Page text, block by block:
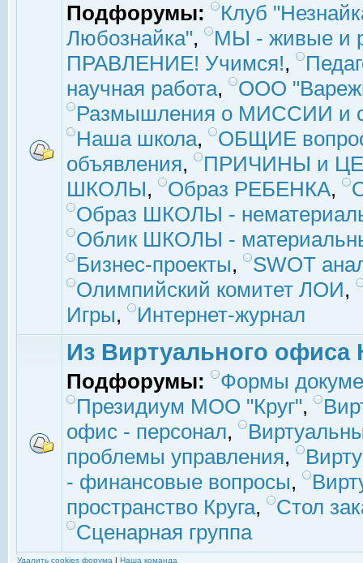
Подфорумы:
Клуб
Любознайка",
МЫ - живые и
ПРАВЛЕНИЕ! Учимся!,
научная работа,
ООО
Размышления о МИССИИ и
Наша школа,
ОБЩИЕ
объявления,
ПРИЧИНЫ и
ШКОЛЫ, Образ РЕБЕНКА,
Образ ШКОЛЫ -
Облик ШКОЛЫ -
Бизнес-проекты,
SWOT
Олимпийский комитет ЛОИ,
Игры, Интернет-журнал
Из Виртуального офиса
Подфорумы:
Формы
Президиум МОО "Круг",
офис - персонал,
проблемы управления,
- финансовые вопросы,
пространство Круга,
Стол
Сценарная группа
Удалить cookies форума | Наша команда